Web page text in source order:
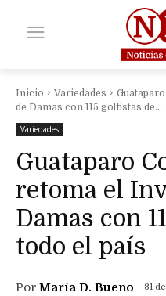
Inicio Variedades
de Damas con 115 golfistas de...
Variedades
Guataparo
retoma el
Damas con
todo el país
Por María D. Bueno 31